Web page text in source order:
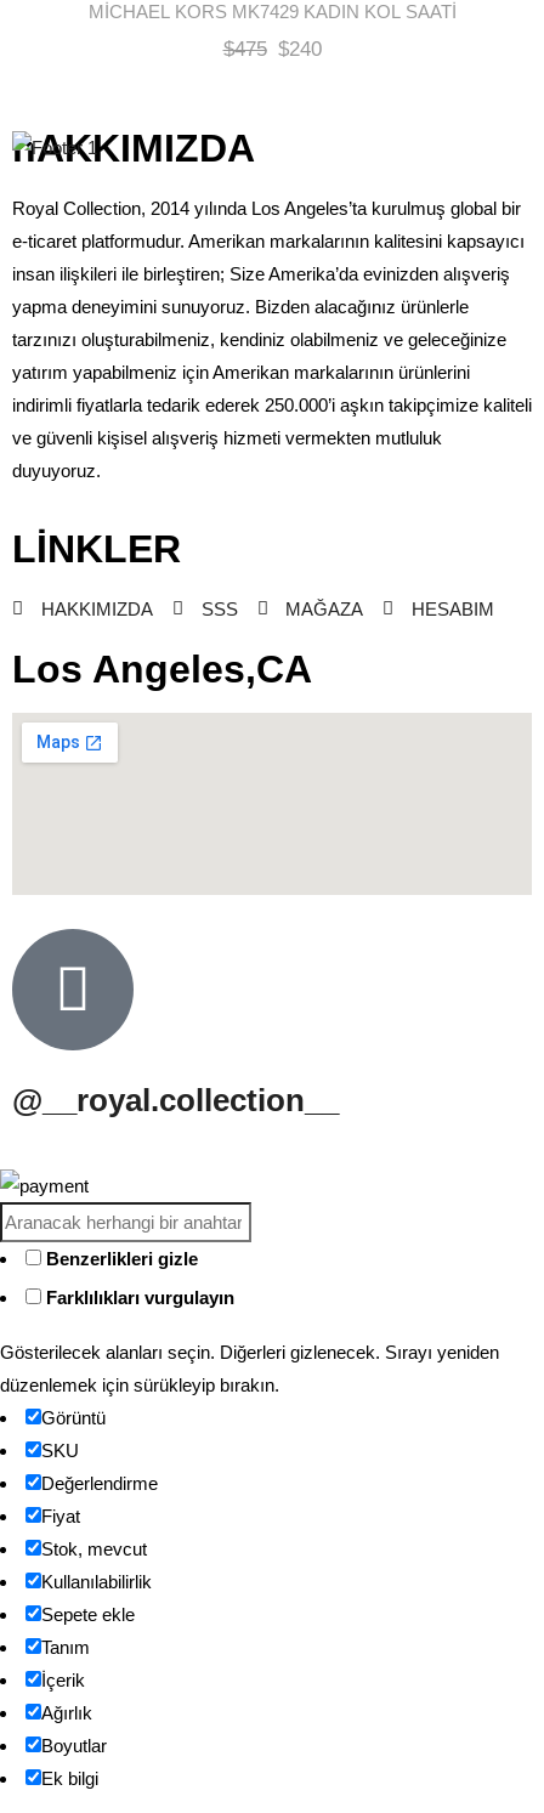
MICHAEL KORS MK7429 KADIN KOL SAATI
$475 $240
hAKKIMIZDA
Royal Collection, 2014 yılında Los Angeles’ta kurulmuş global bir
e-ticaret platformudur. Amerikan markalarının kalitesini kapsayıcı
insan ilişkileri ile birleştiren; Size Amerika’da evinizden alışveriş
yapma deneyimini sunuyoruz. Bizden alacağınız ürünlerle
tarzınızı oluşturabilmeniz, kendiniz olabilmeniz ve geleceğinize
yatırım yapabilmeniz için Amerikan markalarının ürünlerini
indirimli fiyatlarla tedarik ederek 250.000’i aşkın takipçimize kaliteli
ve güvenli kişisel alışveriş hizmeti vermekten mutluluk
duyuyoruz.
LİNKLER
HAKKIMIZDA SSS MAĞAZA HESABIM
Los Angeles,CA
@__royal.collection__
Benzerlikleri gizle
Farklılıkları vurgulayın
Gösterilecek alanları seçin. Diğerleri gizlenecek. Sırayı yeniden
düzenlemek için sürükleyip bırakın.
Görüntü
SKU
Değerlendirme
Fiyat
Stok, mevcut
Kullanılabilirlik
Sepete ekle
Tanım
İçerik
Ağırlık
Boyutlar
Ek bilgi